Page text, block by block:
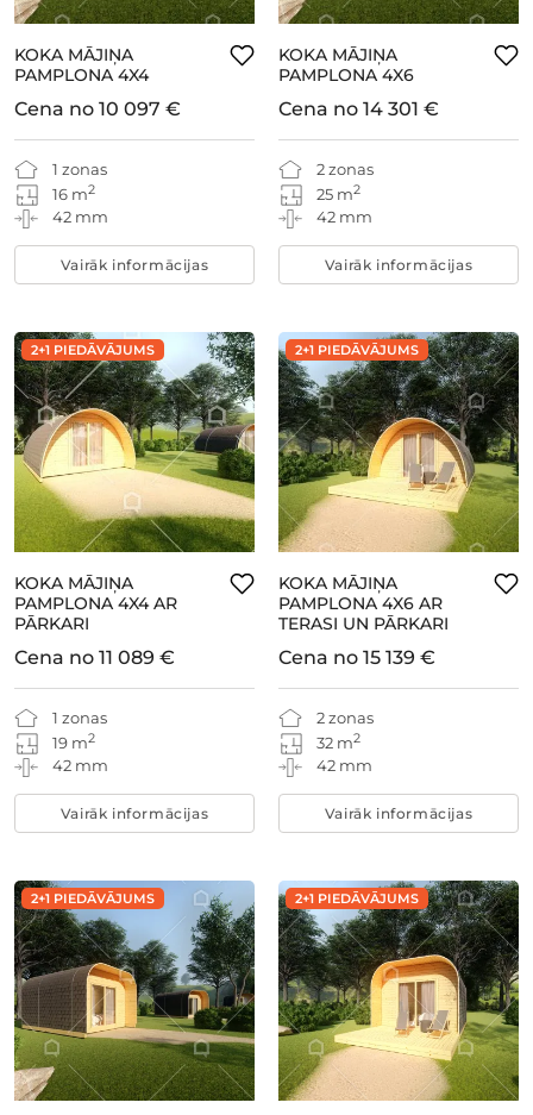
KOKA MĀJIŅA
PAMPLONA 4X4
1 zonas
16 m2
42 mm
Cena no 10 097 €
Vairāk informācijas
KOKA MĀJIŅA
PAMPLONA 4X6
2 zonas
25 m2
42 mm
Cena no 14 301 €
Vairāk informācijas
2+1 PIEDĀVĀJUMS
KOKA MĀJIŅA
PAMPLONA 4X4 AR
PĀRKARI
1 zonas
19 m2
42 mm
Cena no 11 089 €
Vairāk informācijas
2+1 PIEDĀVĀJUMS
KOKA MĀJIŅA
PAMPLONA 4X6 AR
TERASI UN PĀRKARI
2 zonas
32 m2
42 mm
Cena no 15 139 €
Vairāk informācijas
2+1 PIEDĀVĀJUMS 2+1 PIEDĀVĀJUMS